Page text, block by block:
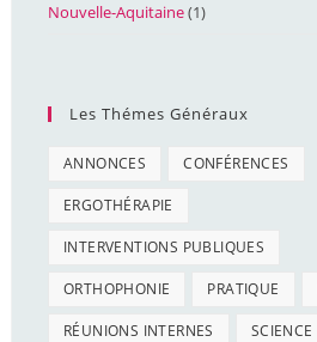
Nouvelle-Aquitaine(1)
Les Thémes Généraux
ANNONCES CONFÉRENCES
ERGOTHÉRAPIE
INTERVENTIONS PUBLIQUES
ORTHOPHONIE PRATIQUE
RÉUNIONS INTERNES SCIENCE